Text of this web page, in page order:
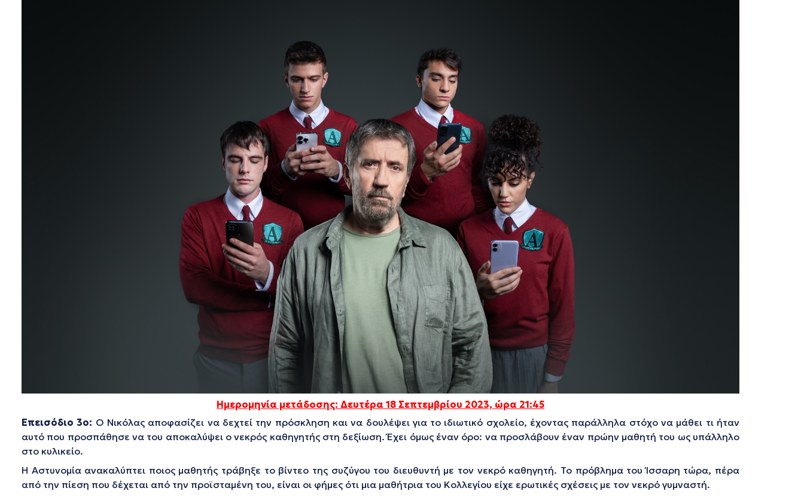
Ημερομηνία μετάδοσης: Δευτέρα 18 Σεπτεμβρίου 2023, ώρα 21:45
Επεισόδιο 3ο: Ο Νικόλας αποφασίζει να δεχτεί την πρόσκληση και να δουλέψει για το ιδιωτικό σχολείο, έχοντας παράλληλα στόχο να μάθει τι ήταν
αυτό που προσπάθησε να του αποκαλύψει ο νεκρός καθηγητής στη δεξίωση. Έχει όμως έναν όρο: να προσλάβουν έναν πρώην μαθητή του ως υπάλληλο
στο κυλικείο.
Η Αστυνομία ανακαλύπτει ποιος μαθητής τράβηξε το βίντεο της συζύγου του διευθυντή με τον νεκρό καθηγητή. Το πρόβλημα του Ίσσαρη τώρα, πέρα
από την πίεση που δέχεται από την προϊσταμένη του, είναι οι φήμες ότι μια μαθήτρια του Κολλεγίου είχε ερωτικές σχέσεις με τον νεκρό γυμναστή.